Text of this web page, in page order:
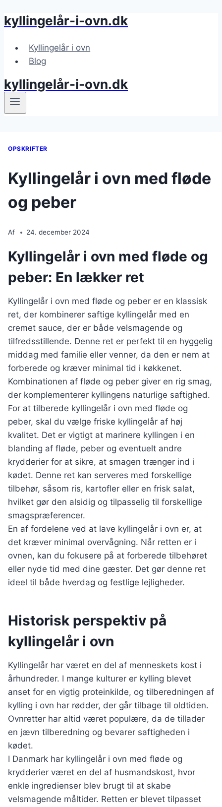
Fortsæt
indhold
kyllingelår-i-ovn.dk
Kyllingelår i ovn
Blog
kyllingelår-i-ovn.dk
OPSKRIFTER
Kyllingelår i ovn med fløde
og peber
Af 24. december 2024
Kyllingelår i ovn med fløde og
peber: En lækker ret
Kyllingelår i ovn med fløde og peber er en klassisk
ret, der kombinerer saftige kyllingelår med en
cremet sauce, der er både velsmagende og
tilfredsstillende. Denne ret er perfekt til en hyggelig
middag med familie eller venner, da den er nem at
forberede og kræver minimal tid i køkkenet.
Kombinationen af fløde og peber giver en rig smag,
der komplementerer kyllingens naturlige saftighed.
For at tilberede kyllingelår i ovn med fløde og
peber, skal du vælge friske kyllingelår af høj
kvalitet. Det er vigtigt at marinere kyllingen i en
blanding af fløde, peber og eventuelt andre
krydderier for at sikre, at smagen trænger ind i
kødet. Denne ret kan serveres med forskellige
tilbehør, såsom ris, kartofler eller en frisk salat,
hvilket gør den alsidig og tilpasselig til forskellige
smagspræferencer.
En af fordelene ved at lave kyllingelår i ovn er, at
det kræver minimal overvågning. Når retten er i
ovnen, kan du fokusere på at forberede tilbehøret
eller nyde tid med dine gæster. Det gør denne ret
ideel til både hverdag og festlige lejligheder.
Historisk perspektiv på
kyllingelår i ovn
Kyllingelår har været en del af menneskets kost i
århundreder. I mange kulturer er kylling blevet
anset for en vigtig proteinkilde, og tilberedningen af
kylling i ovn har rødder, der går tilbage til oldtiden.
Ovnretter har altid været populære, da de tillader
en jævn tilberedning og bevarer saftigheden i
kødet.
I Danmark har kyllingelår i ovn med fløde og
krydderier været en del af husmandskost, hvor
enkle ingredienser blev brugt til at skabe
velsmagende måltider. Retten er blevet tilpasset